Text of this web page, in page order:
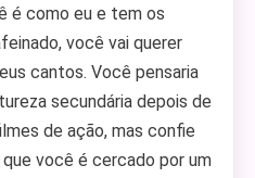
é como eu e tem os
você vai querer
cantos. Você pensaria
secundária depois de
de ação, mas confie
você é cercado por um